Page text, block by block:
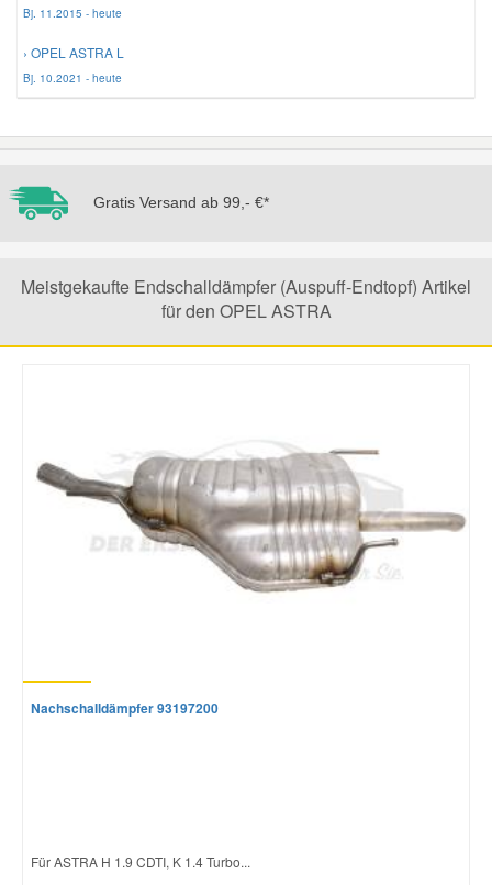
Bj. 11.2015 - heute
› OPEL ASTRA L
Bj. 10.2021 - heute
Gratis Versand ab 99,- €*
Meistgekaufte Endschalldämpfer (Auspuff-Endtopf) Artikel
für den OPEL ASTRA
Nachschalldämpfer 93197200
Für ASTRA H 1.9 CDTI, K 1.4 Turbo...